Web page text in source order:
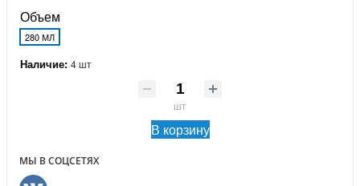
Объем
280 МЛ
Наличие: 4 шт
шт
В корзину
МЫ В СОЦСЕТЯХ